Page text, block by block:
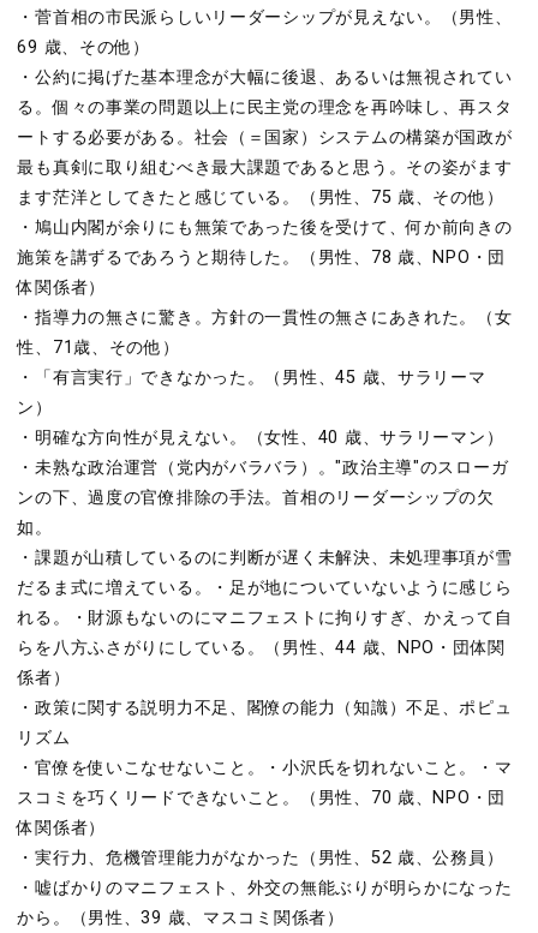
・菅首相の市民派らしいリーダーシップが見えない。（男性、
69 歳、その他）
・公約に掲げた基本理念が大幅に後退、あるいは無視されてい
る。個々の事業の問題以上に民主党の理念を再吟味し、再スタ
ートする必要がある。社会（＝国家）システムの構築が国政が
最も真剣に取り組むべき最大課題であると思う。その姿がます
ます茫洋としてきたと感じている。（男性、75 歳、その他）
・鳩山内閣が余りにも無策であった後を受けて、何か前向きの
施策を講ずるであろうと期待した。（男性、78 歳、NPO・団
体関係者）
・指導力の無さに驚き。方針の一貫性の無さにあきれた。（女
性、71歳、その他）
・「有言実行」できなかった。（男性、45 歳、サラリーマ
ン）
・明確な方向性が見えない。（女性、40 歳、サラリーマン）
・未熟な政治運営（党内がバラバラ）。"政治主導"のスローガ
ンの下、過度の官僚排除の手法。首相のリーダーシップの欠
如。
・課題が山積しているのに判断が遅く未解決、未処理事項が雪
だるま式に増えている。・足が地についていないように感じら
れる。・財源もないのにマニフェストに拘りすぎ、かえって自
らを八方ふさがりにしている。（男性、44 歳、NPO・団体関
係者）
・政策に関する説明力不足、閣僚の能力（知識）不足、ポピュ
リズム
・官僚を使いこなせないこと。・小沢氏を切れないこと。・マ
スコミを巧くリードできないこと。（男性、70 歳、NPO・団
体関係者）
・実行力、危機管理能力がなかった（男性、52 歳、公務員）
・嘘ばかりのマニフェスト、外交の無能ぶりが明らかになった
から。（男性、39 歳、マスコミ関係者）